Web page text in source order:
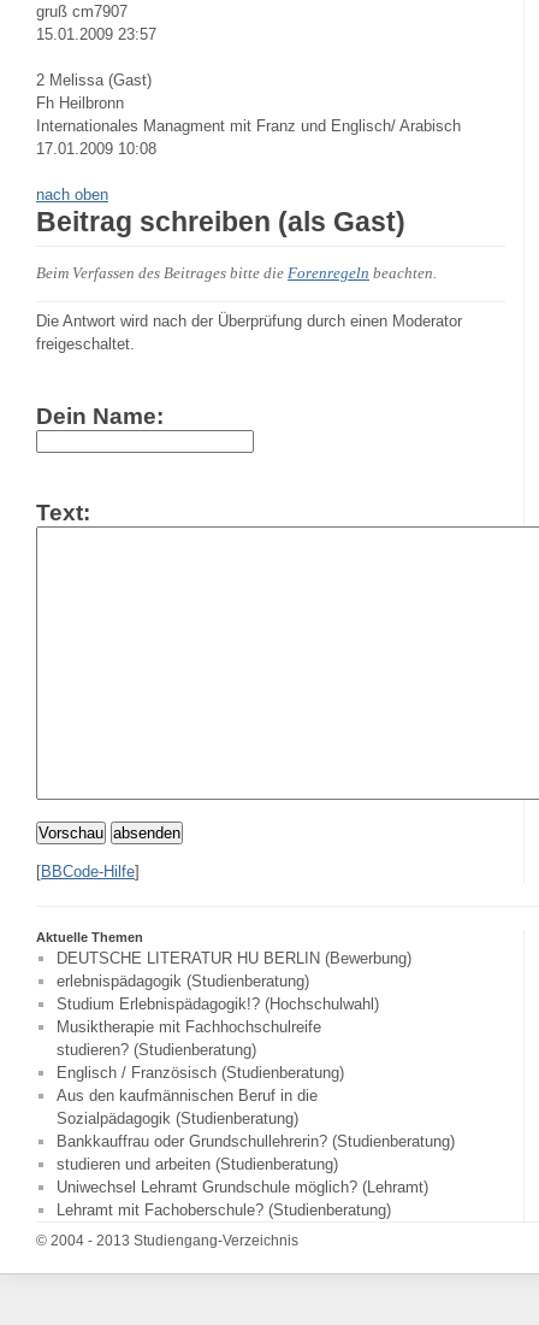
gruß cm7907
15.01.2009 23:57
2 Melissa (Gast)
Fh Heilbronn
Internationales Managment mit Franz und Englisch/ Arabisch
17.01.2009 10:08
nach oben
Beitrag schreiben (als Gast)
Beim Verfassen des Beitrages bitte die Forenregeln beachten.
Die Antwort wird nach der Überprüfung durch einen Moderator
freigeschaltet.
Dein Name:
Text:
Vorschau absenden
[BBCode-Hilfe]
Aktuelle Themen
DEUTSCHE LITERATUR HU BERLIN (Bewerbung)
erlebnispädagogik (Studienberatung)
Studium Erlebnispädagogik!? (Hochschulwahl)
Musiktherapie mit Fachhochschulreife
studieren? (Studienberatung)
Englisch / Französisch (Studienberatung)
Aus den kaufmännischen Beruf in die
Sozialpädagogik (Studienberatung)
Bankkauffrau oder Grundschullehrerin? (Studienberatung)
studieren und arbeiten (Studienberatung)
Uniwechsel Lehramt Grundschule möglich? (Lehramt)
Lehramt mit Fachoberschule? (Studienberatung)
© 2004 - 2013 Studiengang-Verzeichnis